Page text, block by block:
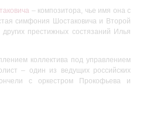
– композитора, чье имя она с
симфония Шостаковича и Второй
престижных состязаний Илья
коллектива под управлением
– один из ведущих российских
с оркестром Прокофьева и